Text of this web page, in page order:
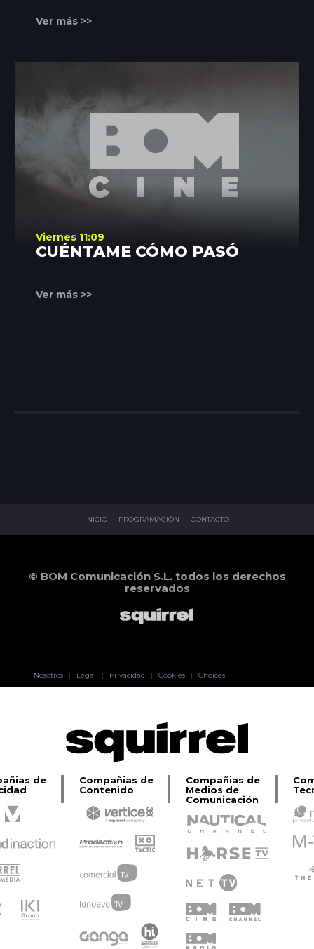
Ver más >>
Viernes 11:09
CUÉNTAME CÓMO PASÓ
Ver más >>
INICIO PROGRAMACIÓN CONTACTO
© BOM Comunicación S.L. todos los derechos
reservados
Nosotros | Legal | Privacidad | Cookies | Choices
de
Compañias de
Contenido
Compañias de
Medios de
Comunicación